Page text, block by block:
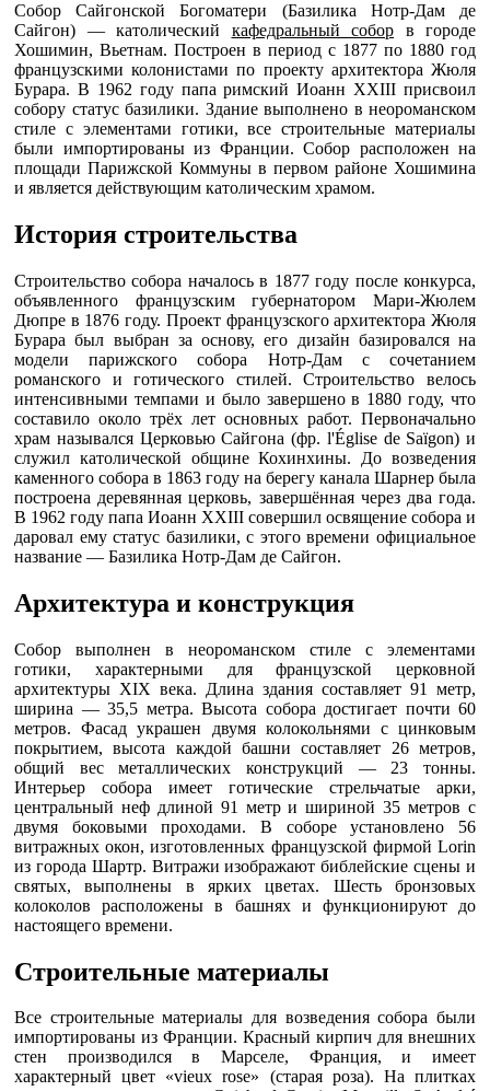
Собор Сайгонской Богоматери (Базилика Нотр-Дам де
Сайгон) — католический кафедральный собор в городе
Хошимин, Вьетнам. Построен в период с 1877 по 1880 год
французскими колонистами по проекту архитектора Жюля
Бурара. В 1962 году папа римский Иоанн XXIII присвоил
собору статус базилики. Здание выполнено в неороманском
стиле с элементами готики, все строительные материалы
были импортированы из Франции. Собор расположен на
площади Парижской Коммуны в первом районе Хошимина
и является действующим католическим храмом.
История строительства
Строительство собора началось в 1877 году после конкурса,
объявленного французским губернатором Мари-Жюлем
Дюпре в 1876 году. Проект французского архитектора Жюля
Бурара был выбран за основу, его дизайн базировался на
модели парижского собора Нотр-Дам с сочетанием
романского и готического стилей. Строительство велось
интенсивными темпами и было завершено в 1880 году, что
составило около трёх лет основных работ. Первоначально
храм назывался Церковью Сайгона (фр. l'Église de Saïgon) и
служил католической общине Кохинхины. До возведения
каменного собора в 1863 году на берегу канала Шарнер была
построена деревянная церковь, завершённая через два года.
В 1962 году папа Иоанн XXIII совершил освящение собора и
даровал ему статус базилики, с этого времени официальное
название — Базилика Нотр-Дам де Сайгон.
Архитектура и конструкция
Собор выполнен в неороманском стиле с элементами
готики, характерными для французской церковной
архитектуры XIX века. Длина здания составляет 91 метр,
ширина — 35,5 метра. Высота собора достигает почти 60
метров. Фасад украшен двумя колокольнями с цинковым
покрытием, высота каждой башни составляет 26 метров,
общий вес металлических конструкций — 23 тонны.
Интерьер собора имеет готические стрельчатые арки,
центральный неф длиной 91 метр и шириной 35 метров с
двумя боковыми проходами. В соборе установлено 56
витражных окон, изготовленных французской фирмой Lorin
из города Шартр. Витражи изображают библейские сцены и
святых, выполнены в ярких цветах. Шесть бронзовых
колоколов расположены в башнях и функционируют до
настоящего времени.
Строительные материалы
Все строительные материалы для возведения собора были
импортированы из Франции. Красный кирпич для внешних
стен производился в Марселе, Франция, и имеет
характерный цвет «vieux rose» (старая роза). На плитках